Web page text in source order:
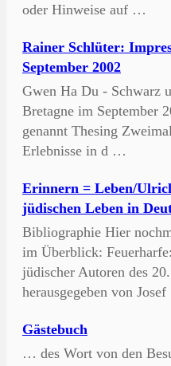
oder Hinweise auf …
Rainer Schlüter:
September 2002
Gwen Ha Du - Schwarz
Bretagne im September
genannt Thesing
Erlebnisse in d …
Erinnern = Leben/
jüdischen Leben in
Bibliographie Hier
im Überblick:
jüdischer Autoren des
herausgegeben von
Gästebuch
… des Wort von den